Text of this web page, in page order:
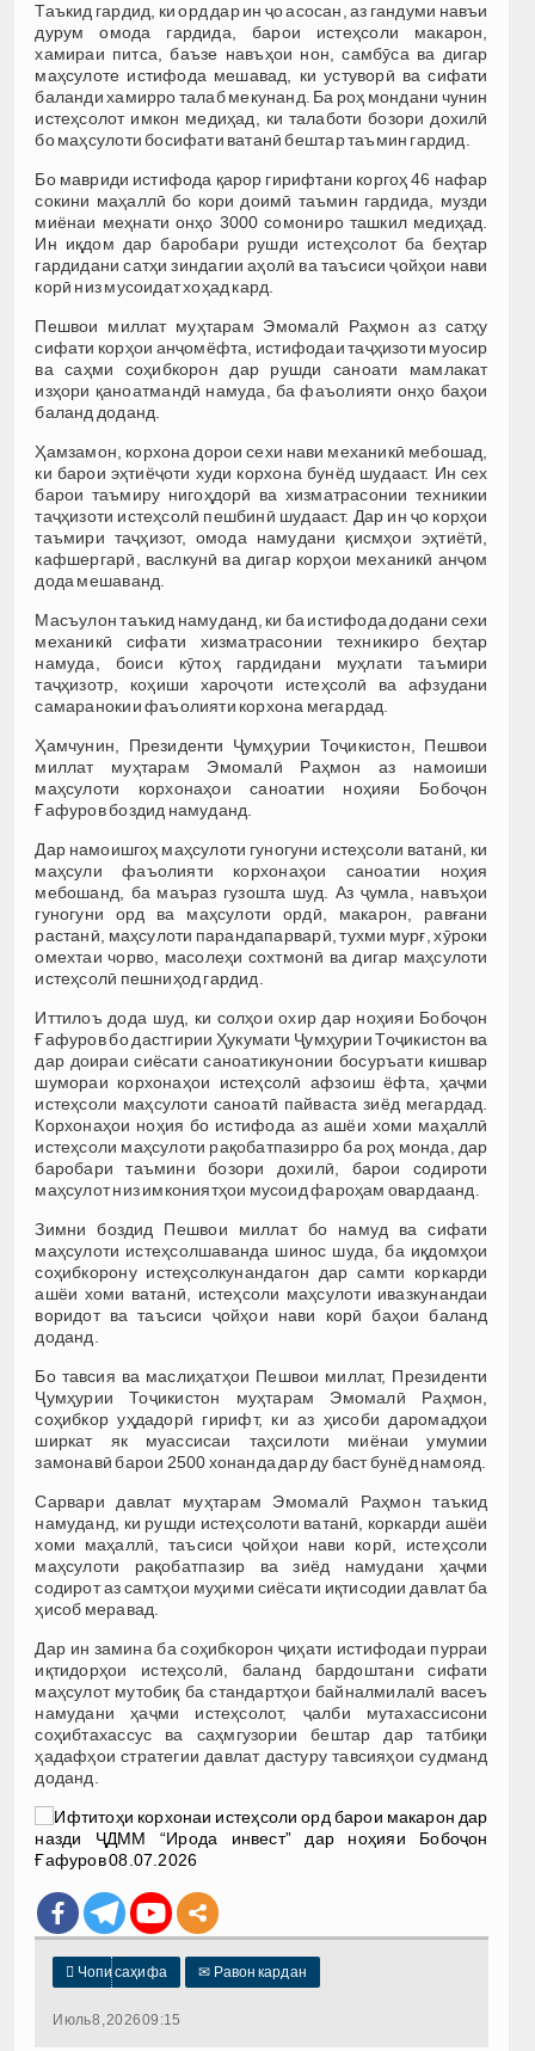
Таъкид гардид, ки орд дар ин ҷо асосан, аз гандуми навъи
дурум омода гардида, барои истеҳсоли макарон,
хамираи питса, баъзе навъҳои нон, самбӯса ва дигар
маҳсулоте истифода мешавад, ки устуворӣ ва сифати
баланди хамирро талаб мекунанд. Ба роҳ мондани чунин
истеҳсолот имкон медиҳад, ки талаботи бозори дохилӣ
бо маҳсулоти босифати ватанӣ бештар таъмин гардид.
Бо мавриди истифода қарор гирифтани коргоҳ 46 нафар
сокини маҳаллӣ бо кори доимӣ таъмин гардида, музди
миёнаи меҳнати онҳо 3000 сомониро ташкил медиҳад.
Ин иқдом дар баробари рушди истеҳсолот ба беҳтар
гардидани сатҳи зиндагии аҳолӣ ва таъсиси ҷойҳои нави
корӣ низ мусоидат хоҳад кард.
Пешвои миллат муҳтарам Эмомалӣ Раҳмон аз сатҳу
сифати корҳои анҷомёфта, истифодаи таҷҳизоти муосир
ва саҳми соҳибкорон дар рушди саноати мамлакат
изҳори қаноатмандӣ намуда, ба фаъолияти онҳо баҳои
баланд доданд.
Ҳамзамон, корхона дорои сехи нави механикӣ мебошад,
ки барои эҳтиёҷоти худи корхона бунёд шудааст. Ин сех
барои таъмиру нигоҳдорӣ ва хизматрасонии техникии
таҷҳизоти истеҳсолӣ пешбинӣ шудааст. Дар ин ҷо корҳои
таъмири таҷҳизот, омода намудани қисмҳои эҳтиётӣ,
кафшергарӣ, васлкунӣ ва дигар корҳои механикӣ анҷом
дода мешаванд.
Масъулон таъкид намуданд, ки ба истифода додани сехи
механикӣ сифати хизматрасонии техникиро беҳтар
намуда, боиси кӯтоҳ гардидани муҳлати таъмири
таҷҳизотр, коҳиши хароҷоти истеҳсолӣ ва афзудани
самаранокии фаъолияти корхона мегардад.
Ҳамчунин, Президенти Ҷумҳурии Тоҷикистон, Пешвои
миллат муҳтарам Эмомалӣ Раҳмон аз намоиши
маҳсулоти корхонаҳои саноатии ноҳияи Бобоҷон
Ғафуров боздид намуданд.
Дар намоишгоҳ маҳсулоти гуногуни истеҳсоли ватанӣ, ки
маҳсули фаъолияти корхонаҳои саноатии ноҳия
мебошанд, ба маъраз гузошта шуд. Аз ҷумла, навъҳои
гуногуни орд ва маҳсулоти ордӣ, макарон, равғани
растанӣ, маҳсулоти парандапарварӣ, тухми мурғ, хӯроки
омехтаи чорво, масолеҳи сохтмонӣ ва дигар маҳсулоти
истеҳсолӣ пешниҳод гардид.
Иттилоъ дода шуд, ки солҳои охир дар ноҳияи Бобоҷон
Ғафуров бо дастгирии Ҳукумати Ҷумҳурии Тоҷикистон ва
дар доираи сиёсати саноатикунонии босуръати кишвар
шумораи корхонаҳои истеҳсолӣ афзоиш ёфта, ҳаҷми
истеҳсоли маҳсулоти саноатӣ пайваста зиёд мегардад.
Корхонаҳои ноҳия бо истифода аз ашёи хоми маҳаллӣ
истеҳсоли маҳсулоти рақобатпазирро ба роҳ монда, дар
баробари таъмини бозори дохилӣ, барои содироти
маҳсулот низ имкониятҳои мусоид фароҳам овардаанд.
Зимни боздид Пешвои миллат бо намуд ва сифати
маҳсулоти истеҳсолшаванда шинос шуда, ба иқдомҳои
соҳибкорону истеҳсолкунандагон дар самти коркарди
ашёи хоми ватанӣ, истеҳсоли маҳсулоти ивазкунандаи
воридот ва таъсиси ҷойҳои нави корӣ баҳои баланд
доданд.
Бо тавсия ва маслиҳатҳои Пешвои миллат, Президенти
Ҷумҳурии Тоҷикистон муҳтарам Эмомалӣ Раҳмон,
соҳибкор уҳдадорӣ гирифт, ки аз ҳисоби даромадҳои
ширкат як муассисаи таҳсилоти миёнаи умумии
замонавӣ барои 2500 хонанда дар ду баст бунёд намояд.
Сарвари давлат муҳтарам Эмомалӣ Раҳмон таъкид
намуданд, ки рушди истеҳсолоти ватанӣ, коркарди ашёи
хоми маҳаллӣ, таъсиси ҷойҳои нави корӣ, истеҳсоли
маҳсулоти рақобатпазир ва зиёд намудани ҳаҷми
содирот аз самтҳои муҳими сиёсати иқтисодии давлат ба
ҳисоб меравад.
Дар ин замина ба соҳибкорон ҷиҳати истифодаи пурраи
иқтидорҳои истеҳсолӣ, баланд бардоштани сифати
маҳсулот мутобиқ ба стандартҳои байналмилалӣ васеъ
намудани ҳаҷми истеҳсолот, ҷалби мутахассисони
соҳибтахассус ва саҳмгузории бештар дар татбиқи
ҳадафҳои стратегии давлат дастуру тавсияҳои судманд
доданд.
 Чопи саҳифа ✉ Равон кардан
Июль 8, 2026 09:15